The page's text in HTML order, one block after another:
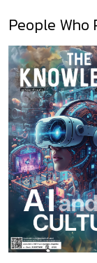
People Who